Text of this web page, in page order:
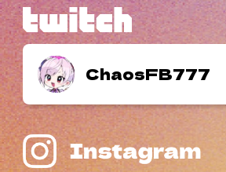
ChaosFB777